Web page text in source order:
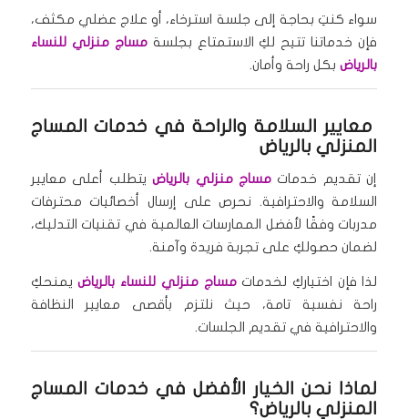
سواء كنتِ بحاجة إلى جلسة استرخاء، أو علاج عضلي مكثف،
فإن خدماتنا تتيح لكِ الاستمتاع بجلسةمساج منزلي للنساء
بالرياضبكل راحة وأمان.
معايير السلامة والراحة في خدمات المساج
المنزلي بالرياض
إن تقديم خدمات مساج منزلي بالرياضيتطلب أعلى معايير
السلامة والاحترافية. نحرص على إرسال أخصائيات محترفات
مدربات وفقًا لأفضل الممارسات العالمية في تقنيات التدليك،
لضمان حصولكِ على تجربة فريدة وآمنة.
لذا فإن اختياركِ لخدماتمساج منزلي للنساء بالرياضيمنحكِ
راحة نفسية تامة، حيث نلتزم بأقصى معايير النظافة
والاحترافية في تقديم الجلسات.
لماذا نحن الخيار الأفضل في خدمات المساج
المنزلي بالرياض؟